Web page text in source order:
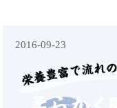
2016-09-23